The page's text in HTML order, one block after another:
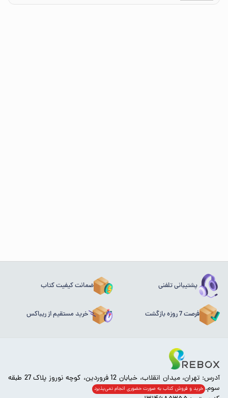
پشتیبانی تلفنی ضمانت کیفیت کتاب
فرصت 7 روزه بازگشت خرید مستقیم از ریباکس
آدرس: تهران، میدان انقلاب، خیابان 12 فروردین، کوچه نوروز پلاک 27 طبقه
سوم. خرید و فروش کتاب به صورت حضوری انجام‌ نمی‌پذیرد